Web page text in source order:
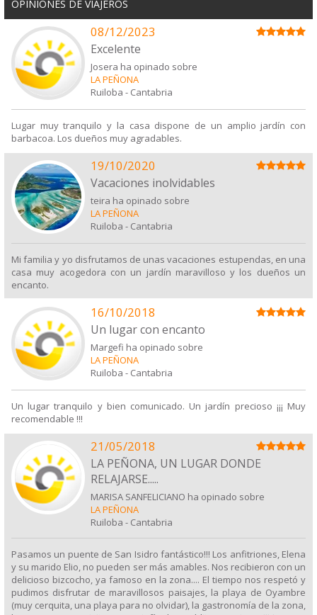
OPINIONES DE VIAJEROS
08/12/2023
Excelente
Josera ha opinado sobre
LA PEÑONA
Ruiloba - Cantabria
Lugar muy tranquilo y la casa dispone de un amplio jardín con
barbacoa. Los dueños muy agradables.
19/10/2020
Vacaciones inolvidables
teira ha opinado sobre
LA PEÑONA
Ruiloba - Cantabria
Mi familia y yo disfrutamos de unas vacaciones estupendas, en una
casa muy acogedora con un jardín maravilloso y los dueños un
encanto.
16/10/2018
Un lugar con encanto
Margefi ha opinado sobre
LA PEÑONA
Ruiloba - Cantabria
Un lugar tranquilo y bien comunicado. Un jardín precioso ¡¡¡ Muy
recomendable !!!
21/05/2018
LA PEÑONA, UN LUGAR DONDE
RELAJARSE.....
MARISA SANFELICIANO ha opinado sobre
LA PEÑONA
Ruiloba - Cantabria
Pasamos un puente de San Isidro fantástico!!! Los anfitriones, Elena
y su marido Elio, no pueden ser más amables. Nos recibieron con un
delicioso bizcocho, ya famoso en la zona.... El tiempo nos respetó y
pudimos disfrutar de maravillosos paisajes, la playa de Oyambre
(muy cerquita, una playa para no olvidar), la gastronomía de la zona,